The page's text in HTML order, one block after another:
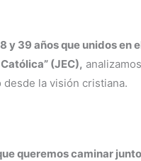
39 años que unidos en
(JEC),
la visión cristiana.
queremos caminar